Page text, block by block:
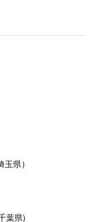
県）
葉県)